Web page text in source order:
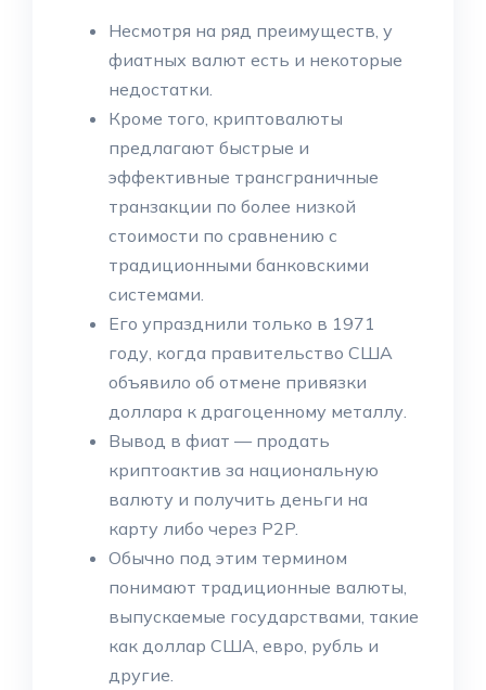
Несмотря на ряд преимуществ, у
фиатных валют есть и некоторые
недостатки.
Кроме того, криптовалюты
предлагают быстрые и
эффективные трансграничные
транзакции по более низкой
стоимости по сравнению с
традиционными банковскими
системами.
Его упразднили только в 1971
году, когда правительство США
объявило об отмене привязки
доллара к драгоценному металлу.
Вывод в фиат — продать
криптоактив за национальную
валюту и получить деньги на
карту либо через P2P.
Обычно под этим термином
понимают традиционные валюты,
выпускаемые государствами, такие
как доллар США, евро, рубль и
другие.